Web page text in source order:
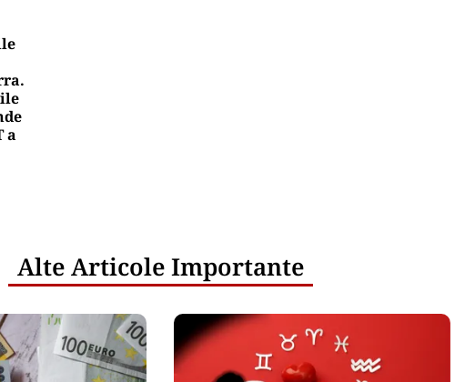
a
Alte Articole Importante